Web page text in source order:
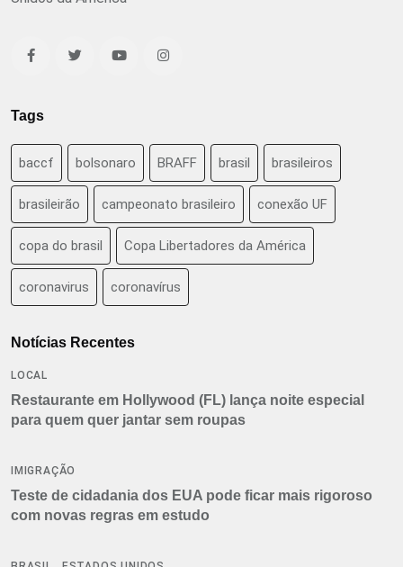
Tags
baccf bolsonaro BRAFF brasil brasileiros
brasileirão campeonato brasileiro conexão UF
copa do brasil Copa Libertadores da América
coronavirus coronavírus
Notícias Recentes
LOCAL
Restaurante em Hollywood (FL) lança noite especial
para quem quer jantar sem roupas
IMIGRAÇÃO
Teste de cidadania dos EUA pode ficar mais rigoroso
com novas regras em estudo